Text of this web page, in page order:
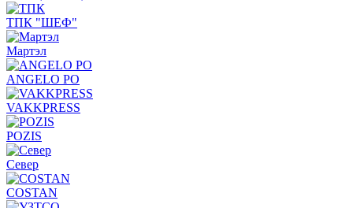
ТПК "ШЕФ"
Мартэл
ANGELO PO
VAKKPRESS
POZIS
Север
COSTAN